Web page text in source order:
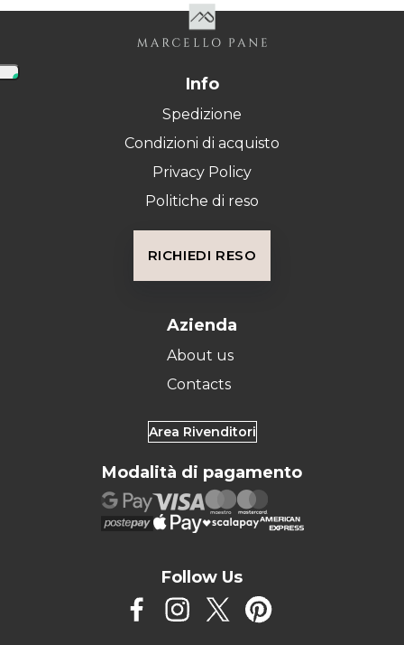
Info
Spedizione
Condizioni di acquisto
Privacy Policy
Politiche di reso
RICHIEDI RESO
Azienda
About us
Contacts
Area Rivenditori
Modalità di pagamento
Follow Us